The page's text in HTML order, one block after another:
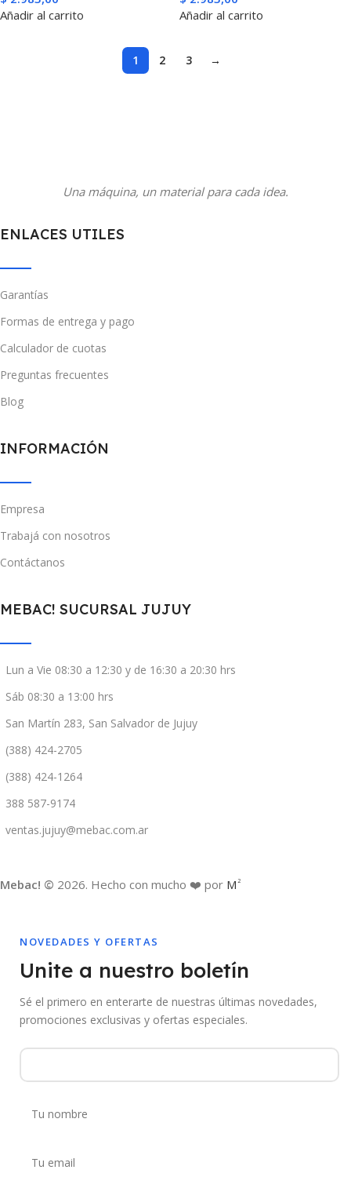
Añadir al carrito
Añadir al carrito
1 2 3 →
Una máquina, un material para cada idea.
ENLACES UTILES
Garantías
Formas de entrega y pago
Calculador de cuotas
Preguntas frecuentes
Blog
INFORMACIÓN
Empresa
Trabajá con nosotros
Contáctanos
MEBAC! SUCURSAL JUJUY
Lun a Vie 08:30 a 12:30 y de 16:30 a 20:30 hrs
Sáb 08:30 a 13:00 hrs
San Martín 283, San Salvador de Jujuy
(388) 424-2705
(388) 424-1264
388 587-9174
ventas.jujuy@mebac.com.ar
Mebac! © 2026. Hecho con mucho ❤️ por M 2
NOVEDADES Y OFERTAS
Unite a nuestro boletín
Sé el primero en enterarte de nuestras últimas novedades,
promociones exclusivas y ofertas especiales.